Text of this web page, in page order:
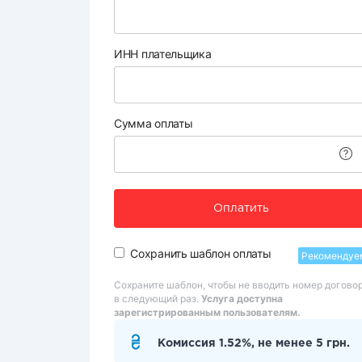
ИНН плательщика
Сумма оплаты
Оплатить
Сохранить шаблон оплаты
Сохраните шаблон, чтобы не вводить номер
в следующий раз. Услуга доступна
зарегистрированным пользователям.
Комиссия 1.52%, не менее 5 грн.